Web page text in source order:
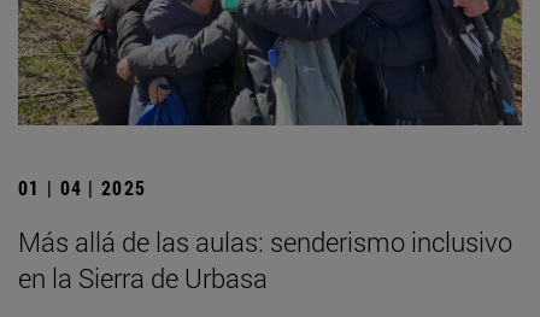
01 | 04 | 2025
Más allá de las aulas: senderismo inclusivo
en la Sierra de Urbasa